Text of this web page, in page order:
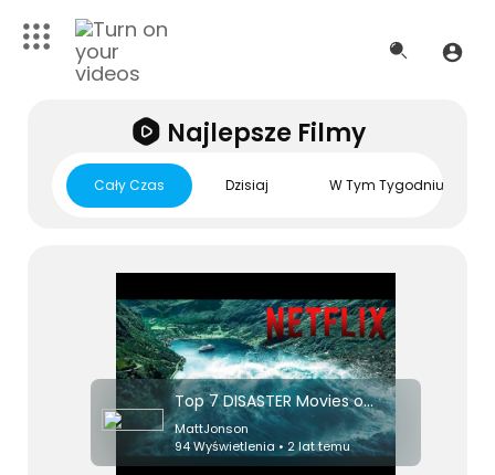
Najlepsze Filmy
Cały Czas Dzisiaj W Tym Tygodniu
Top 7 DISASTER Movies on Netflix Right Now! 2024
MattJonson
94 Wyświetlenia • 2 lat temu